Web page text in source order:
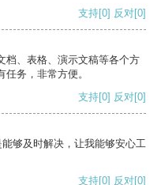
支持[0] 反对[0]
档、表格、演示文稿等各个方
务，非常方便。
支持[0] 反对[0]
够及时解决，让我能够安心工
支持[0] 反对[0]